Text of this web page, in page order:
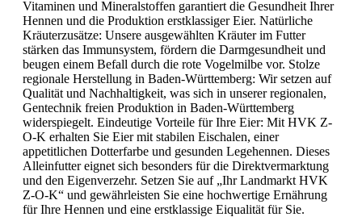
Vitaminen und Mineralstoffen garantiert die Gesundheit Ihrer
Hennen und die Produktion erstklassiger Eier. Natürliche
Kräuterzusätze: Unsere ausgewählten Kräuter im Futter
stärken das Immunsystem, fördern die Darmgesundheit und
beugen einem Befall durch die rote Vogelmilbe vor. Stolze
regionale Herstellung in Baden-Württemberg: Wir setzen auf
Qualität und Nachhaltigkeit, was sich in unserer regionalen,
Gentechnik freien Produktion in Baden-Württemberg
widerspiegelt. Eindeutige Vorteile für Ihre Eier: Mit HVK Z-
O-K erhalten Sie Eier mit stabilen Eischalen, einer
appetitlichen Dotterfarbe und gesunden Legehennen. Dieses
Alleinfutter eignet sich besonders für die Direktvermarktung
und den Eigenverzehr. Setzen Sie auf „Ihr Landmarkt HVK
Z-O-K“ und gewährleisten Sie eine hochwertige Ernährung
für Ihre Hennen und eine erstklassige Eiqualität für Sie.